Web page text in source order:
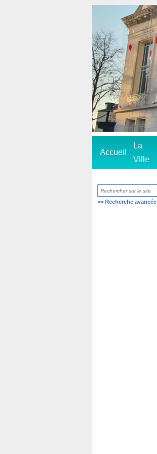
Accueil
La
Ville
>> Recherche avancée